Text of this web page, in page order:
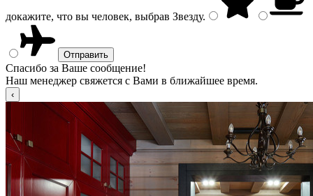
докажите, что вы человек, выбрав Звезду.
Спасибо за Ваше сообщение!
Наш менеджер свяжется с Вами в ближайшее время.